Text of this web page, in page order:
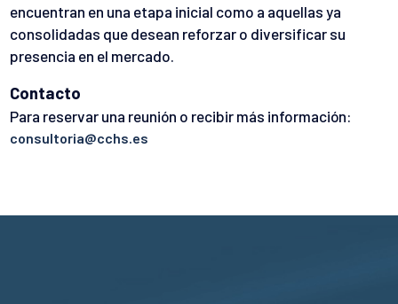
encuentran en una etapa inicial como a aquellas ya
consolidadas que desean reforzar o diversificar su
presencia en el mercado.
Contacto
Para reservar una reunión o recibir más información:
consultoria@cchs.es